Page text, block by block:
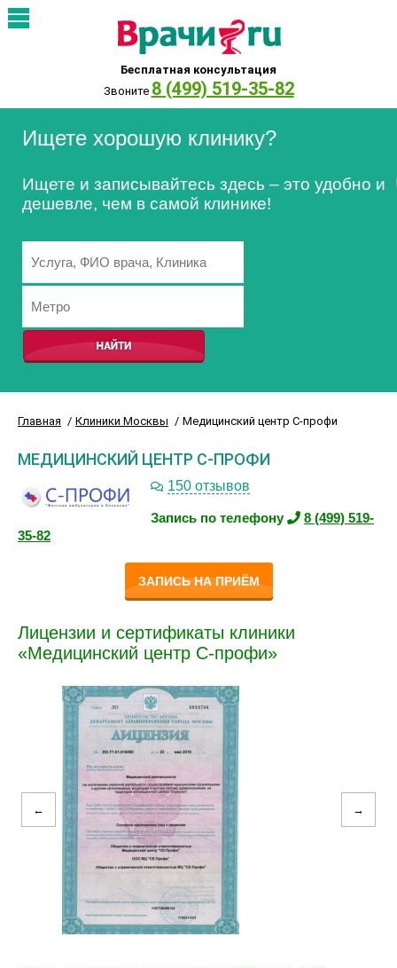
Бесплатная консультация
Звоните 8 (499) 519-35-82
Ищете хорошую клинику?
Ищете и записывайтесь здесь – это удобно и
дешевле, чем в самой клинике!
Главная Клиники Москвы Медицинский центр С-профи
МЕДИЦИНСКИЙ ЦЕНТР С-ПРОФИ
150 отзывов
Запись по телефону
8 (499) 519-
35-82
ЗАПИСЬ НА ПРИЁМ
Лицензии и сертификаты клиники
«Медицинский центр С-профи»
← →